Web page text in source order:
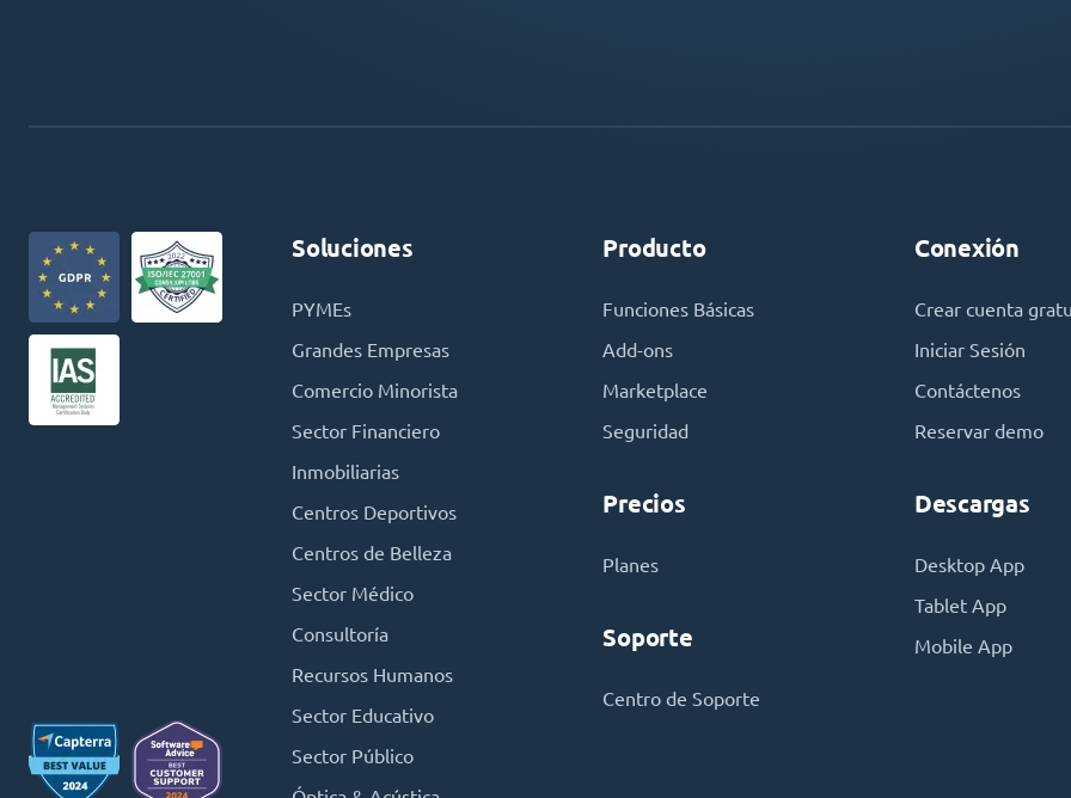
Soluciones
PYMEs
Grandes Empresas
Comercio Minorista
Sector Financiero
Inmobiliarias
Centros Deportivos
Centros de Belleza
Sector Médico
Consultoría
Recursos Humanos
Sector Educativo
Sector Público
Producto
Funciones Básicas
Add-ons
Marketplace
Seguridad
Precios
Planes
Soporte
Centro de Soporte
Conexión
Crear cuenta
Iniciar Sesión
Contáctenos
Reservar demo
Descargas
Desktop App
Tablet App
Mobile App